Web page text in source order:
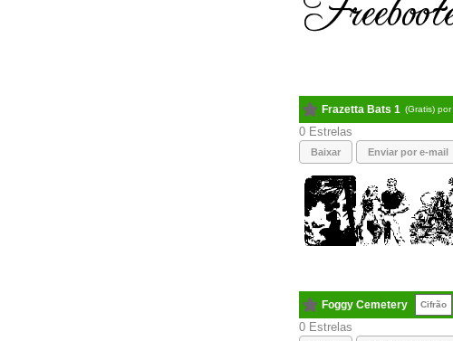
Frazetta Bats 1 (Gratis) por
0
Baixar Enviar por e-mail
Foggy Cemetery Cifrão
0